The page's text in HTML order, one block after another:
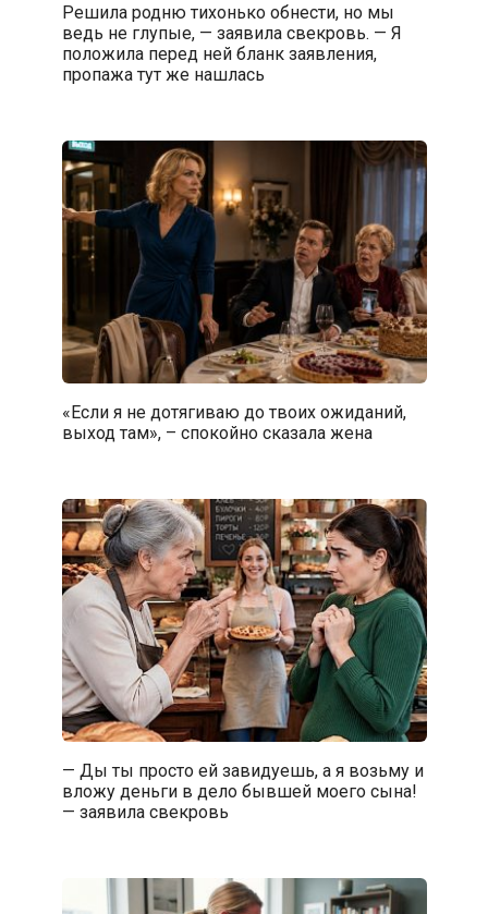
Решила родню тихонько обнести, но мы
ведь не глупые, — заявила свекровь. — Я
положила перед ней бланк заявления,
пропажа тут же нашлась
«Если я не дотягиваю до твоих ожиданий,
выход там», – спокойно сказала жена
— Ды ты просто ей завидуешь, а я возьму и
вложу деньги в дело бывшей моего сына!
— заявила свекровь